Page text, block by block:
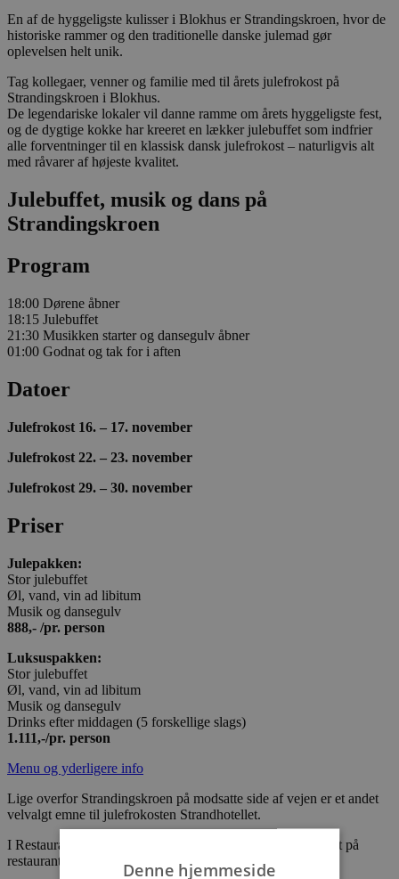
En af de hyggeligste kulisser i Blokhus er Strandingskroen, hvor de
historiske rammer og den traditionelle danske julemad gør
oplevelsen helt unik.
Tag kollegaer, venner og familie med til årets julefrokost på
Strandingskroen i Blokhus.
De legendariske lokaler vil danne ramme om årets hyggeligste fest,
og de dygtige kokke har kreeret en lækker julebuffet som indfrier
alle forventninger til en klassisk dansk julefrokost – naturligvis alt
med råvarer af højeste kvalitet.
Julebuffet, musik og dans på
Strandingskroen
Program
18:00 Dørene åbner
18:15 Julebuffet
21:30 Musikken starter og dansegulv åbner
01:00 Godnat og tak for i aften
Datoer
Julefrokost 16. – 17. november
Julefrokost 22. – 23. november
Julefrokost 29. – 30. november
Priser
Julepakken:
Stor julebuffet
Øl, vand, vin ad libitum
Musik og dansegulv
888,- /pr. person
Luksuspakken:
Stor julebuffet
Øl, vand, vin ad libitum
Musik og dansegulv
Drinks efter middagen (5 forskellige slags)
1.111,-/pr. person
Menu og yderligere info
Lige overfor Strandingskroen på modsatte side af vejen er et andet
velvalgt emne til julefrokosten Strandhotellet.
I Restaurant Blå vil blive tilbudt en udsøgt julemenu baseret på
restaurantens a la carte kort.Denne hjemmeside